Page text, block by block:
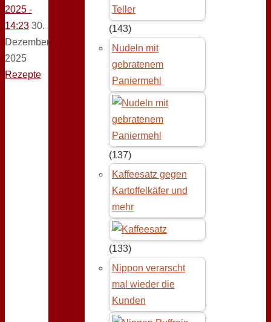
2025 -
14:23 30.
Dezember
2025
Rezepte
(143)
Nudeln mit
gebratenem
Paniermehl
(137)
Kaffeesatz gegen
Kartoffelkäfer und
mehr
(133)
Nippon verarscht
mal wieder die
Kunden